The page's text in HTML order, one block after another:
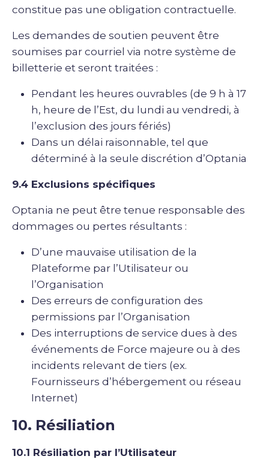
constitue pas une obligation contractuelle.
Les demandes de soutien peuvent être
soumises par courriel via notre système de
billetterie et seront traitées :
Pendant les heures ouvrables (de 9 h à 17
h, heure de l’Est, du lundi au vendredi, à
l’exclusion des jours fériés)
Dans un délai raisonnable, tel que
déterminé à la seule discrétion d’Optania
9.4 Exclusions spécifiques
Optania ne peut être tenue responsable des
dommages ou pertes résultants :
D’une mauvaise utilisation de la
Plateforme par l’Utilisateur ou
l’Organisation
Des erreurs de configuration des
permissions par l’Organisation
Des interruptions de service dues à des
événements de Force majeure ou à des
incidents relevant de tiers (ex.
Fournisseurs d’hébergement ou réseau
Internet)
10. Résiliation
10.1 Résiliation par l’Utilisateur